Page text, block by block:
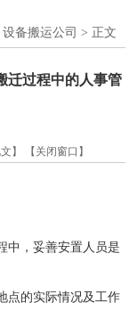
设备搬运公司 > 正文
迁过程中的人事管
】 【关闭窗口】
中，妥善安置人员是
点的实际情况及工作